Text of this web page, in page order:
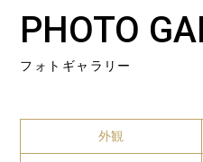
PHOTO
フォトギャラリー
外観